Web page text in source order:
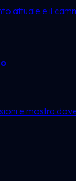
attuale e il
e mostra